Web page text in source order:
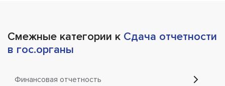
Смежные категории к Сдача отчетности
в гос.органы
Финансовая отчетность